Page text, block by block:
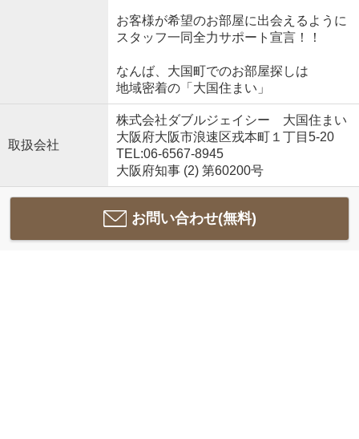
お客様が希望のお部屋に出会えるように
スタッフ一同全力サポート宣言！！
なんば、大国町でのお部屋探しは
地域密着の「大国住まい」
取扱会社
株式会社ダブルジェイシー 大国住まい
大阪府大阪市浪速区戎本町１丁目5-20
TEL:06-6567-8945
大阪府知事 (2) 第60200号
お問い合わせ(無料)